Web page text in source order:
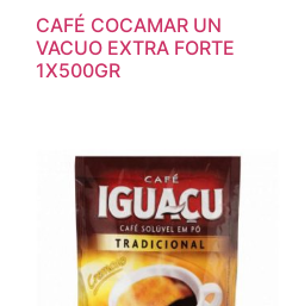
CAFÉ COCAMAR UN
VACUO EXTRA FORTE
1X500GR